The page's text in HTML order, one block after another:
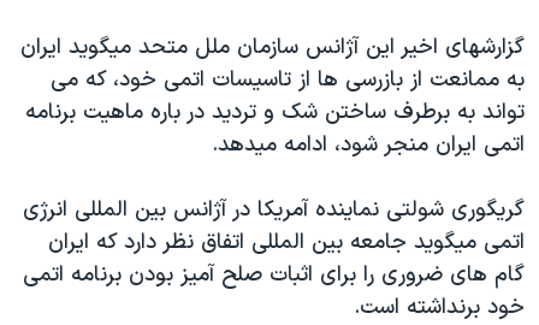
گزارشهای اخير اين آژانس سازمان ملل متحد ميگويد ايران
به ممانعت از بازرسی ها از تاسيسات اتمی خود، که می
تواند به برطرف ساختن شک و ترديد در باره ماهيت برنامه
اتمی ايران منجر شود، ادامه ميدهد.
گريگوری شولتی نماينده آمريکا در آژانس بين المللی انرژی
اتمی ميگويد جامعه بين المللی اتفاق نظر دارد که ايران
گام های ضروری را برای اثبات صلح آميز بودن برنامه اتمی
خود برنداشته است.